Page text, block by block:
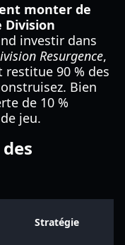
monter de
Division
investir dans
Resurgence,
90 % des
Bien
de 10 %
jeu.
Stratégie